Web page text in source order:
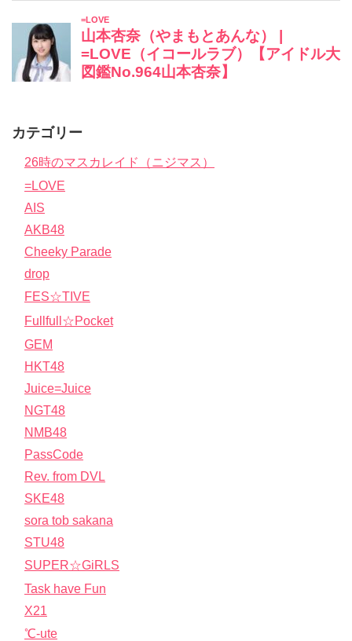
カテゴリー
26時のマスカレイド（ニジマス）
=LOVE
AIS
AKB48
Cheeky Parade
drop
FES☆TIVE
Fullfull☆Pocket
GEM
HKT48
Juice=Juice
NGT48
NMB48
PassCode
Rev. from DVL
SKE48
sora tob sakana
STU48
SUPER☆GiRLS
Task have Fun
X21
℃-ute